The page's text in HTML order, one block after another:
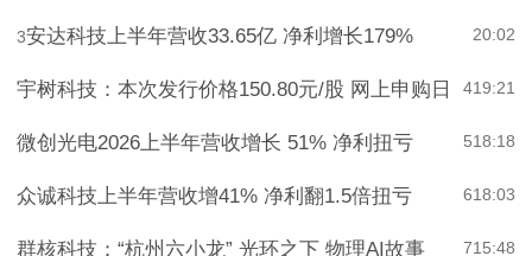
20:02
3安达科技上半年营收33.65亿 净利增长179%
19:21
4
宇树科技：本次发行价格150.80元/股 网上申购日
18:18
5
微创光电2026上半年营收增长 51% 净利扭亏
18:03
6
众诚科技上半年营收增41% 净利翻1.5倍扭亏
15:48
7
群核科技：“杭州六小龙” 光环之下 物理AI故事